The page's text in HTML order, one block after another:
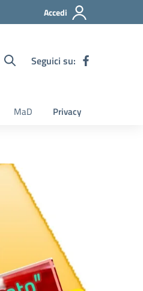
Accedi
Seguici su:
MaD Privacy